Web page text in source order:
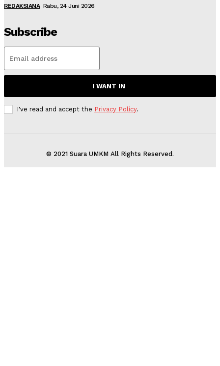
REDAKSIANA Rabu, 24 Juni 2026
Subscribe
I WANT IN
I've read and accept the Privacy Policy.
© 2021 Suara UMKM All Rights Reserved.